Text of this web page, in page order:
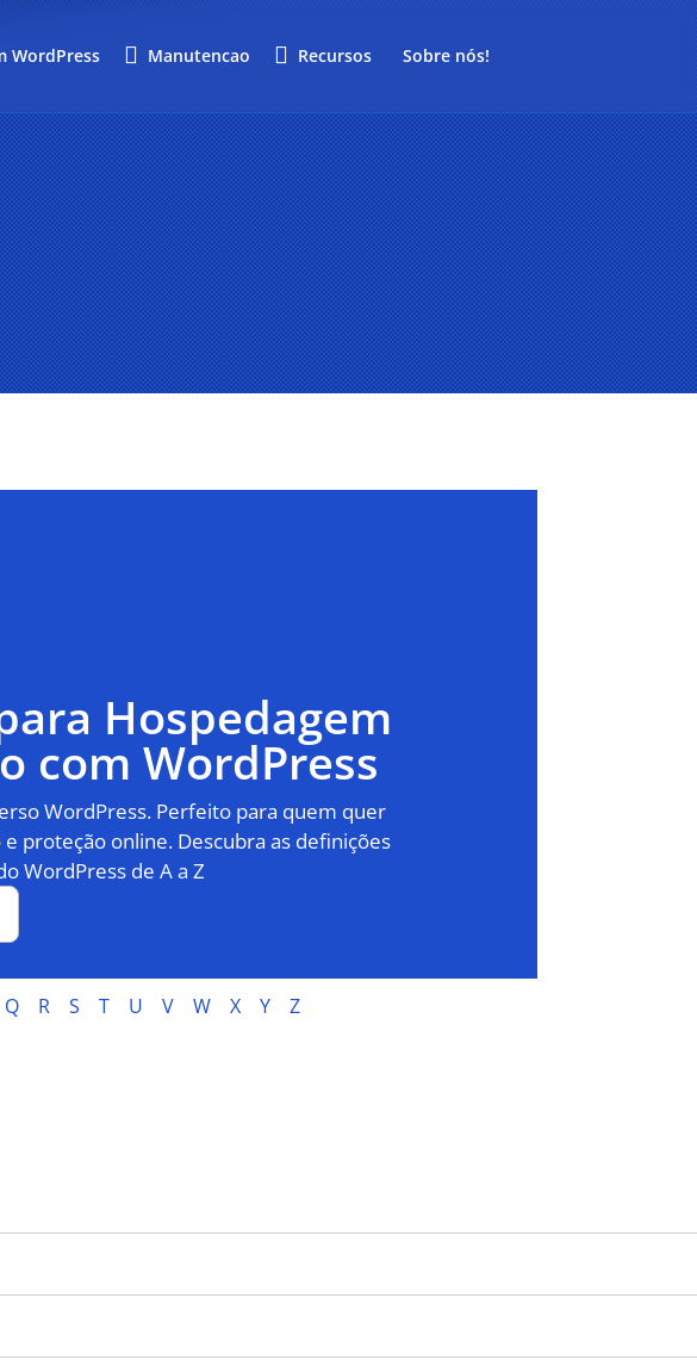
WordPress Manutencao Recursos Sobre nós!
Hospedagem
com WordPress
WordPress. Perfeito para quem quer
proteção online. Descubra as definições
WordPress de A a Z
Q R S T U V W X Y Z